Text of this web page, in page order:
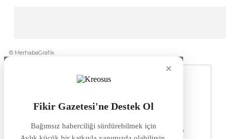
© MerhabaGrafik
×
Fikir Gazetesi'ne Destek Ol
Bağımsız haberciliği sürdürebilmek için